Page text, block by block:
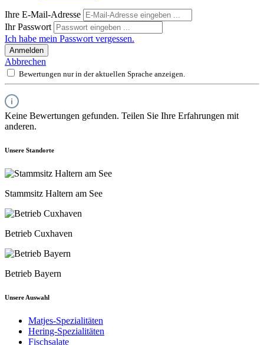
Ihre E-Mail-Adresse
Ihr Passwort
Ich habe mein Passwort vergessen.
Anmelden
Abbrechen
Bewertungen nur in der aktuellen Sprache anzeigen.
Keine Bewertungen gefunden. Teilen Sie Ihre Erfahrungen mit
anderen.
Unsere Standorte
Stammsitz Haltern am See
Betrieb Cuxhaven
Betrieb Bayern
Unsere Auswahl
Matjes-Spezialitäten
Hering-Spezialitäten
Fischsalate